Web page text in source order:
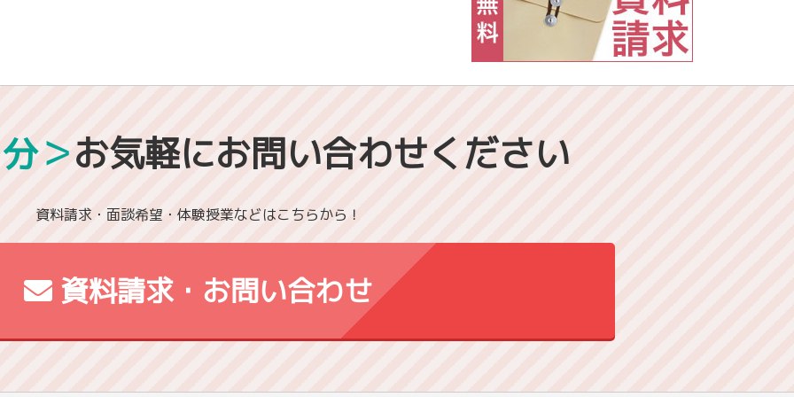
＞お気軽にお問い合わせください
資料請求・面談希望・体験授業などはこちらから！
資料請求・お問い合わせ